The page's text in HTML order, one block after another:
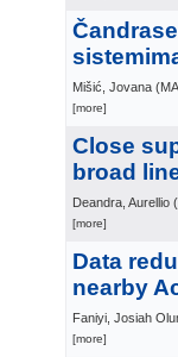
Mišić, Jovana (
[more]
Close
broad
Deandra, Aurellio (
[more]
Data
nearby
Faniyi, Josiah
[more]